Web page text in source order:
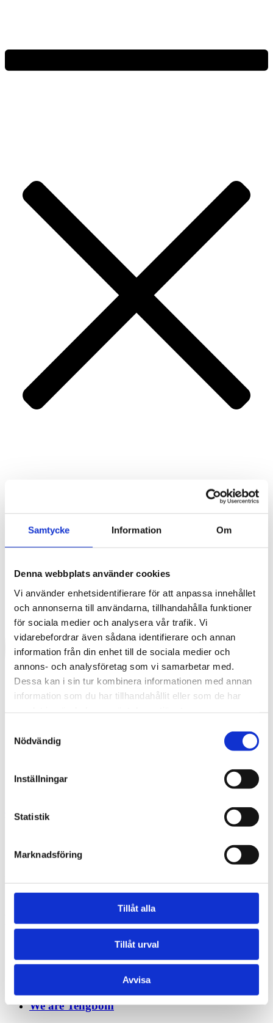
Samtycke Information Om
Denna webbplats använder cookies
Vi använder enhetsidentifierare för att anpassa innehållet
och annonserna till användarna, tillhandahålla funktioner
för sociala medier och analysera vår trafik. Vi
vidarebefordrar även sådana identifierare och annan
information från din enhet till de sociala medier och
annons- och analysföretag som vi samarbetar med.
Dessa kan i sin tur kombinera informationen med annan
information som du har tillhandahållit eller som de har
Nödvändig
Inställningar
Statistik
Marknadsföring
Tillåt alla
Tillåt urval
Avvisa
What are you looking for?
Search
2-860×860
Footer
we look forward to hearing from you.
We are Tengbom